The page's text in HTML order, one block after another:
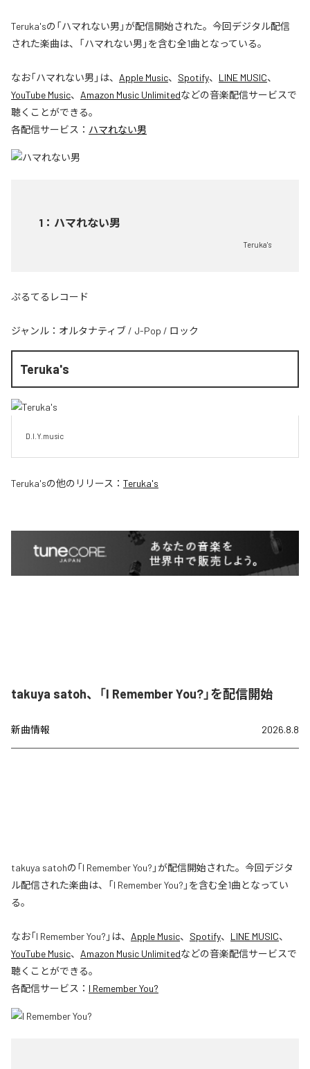
Teruka'sの「ハマれない男」が配信開始された。今回デジタル配信
された楽曲は、「ハマれない男」を含む全1曲となっている。
なお「ハマれない男 」は、 Apple Music、 Spotify、 LINE MUSIC、
YouTube Music、 Amazon Music Unlimitedなどの音楽配信サービスで
聴くことができる。
各配信サービス： ハマれない男
1 ： ハマれない男
Teruka's
ぷるてるレコード
ジャンル： オルタナティブ / J-Pop / ロック
Teruka's
D.I.Y.music
Teruka'sの他のリリース： Teruka's
takuya satoh、「I Remember You?」を配信開始
新曲情報 2026.8.8
takuya satohの「I Remember You?」が配信開始された。今回デジタ
ル配信された楽曲は、「I Remember You?」を含む全1曲となってい
る。
なお「I Remember You? 」は、 Apple Music、 Spotify、 LINE MUSIC、
YouTube Music、 Amazon Music Unlimitedなどの音楽配信サービスで
聴くことができる。
各配信サービス： I Remember You?